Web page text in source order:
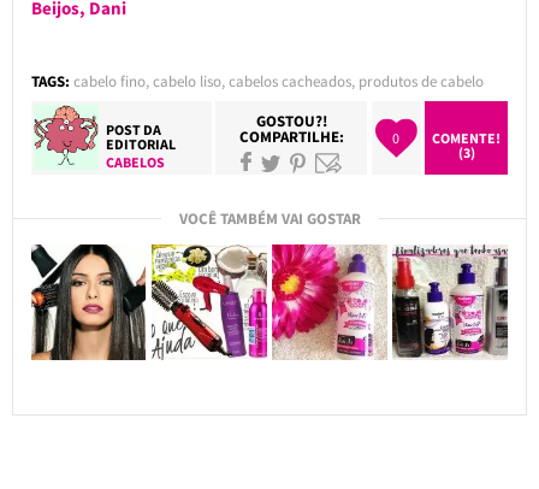
Beijos, Dani
TAGS: cabelo fino,cabelo liso,cabelos cacheados, produtos de cabelo
POST DA
EDITORIAL
CABELOS
GOSTOU?!
COMPARTILHE: 0
COMENTE!
(3)
VOCÊ TAMBÉM VAI GOSTAR